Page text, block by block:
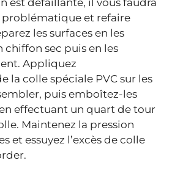
est défaillante, il vous faudra
et refaire
les surfaces en les
chiffon sec puis en les
Appliquez
la colle spéciale PVC sur les
puis emboîtez-les
effectuant un quart de tour
Maintenez la pression
et essuyez l’excès de colle